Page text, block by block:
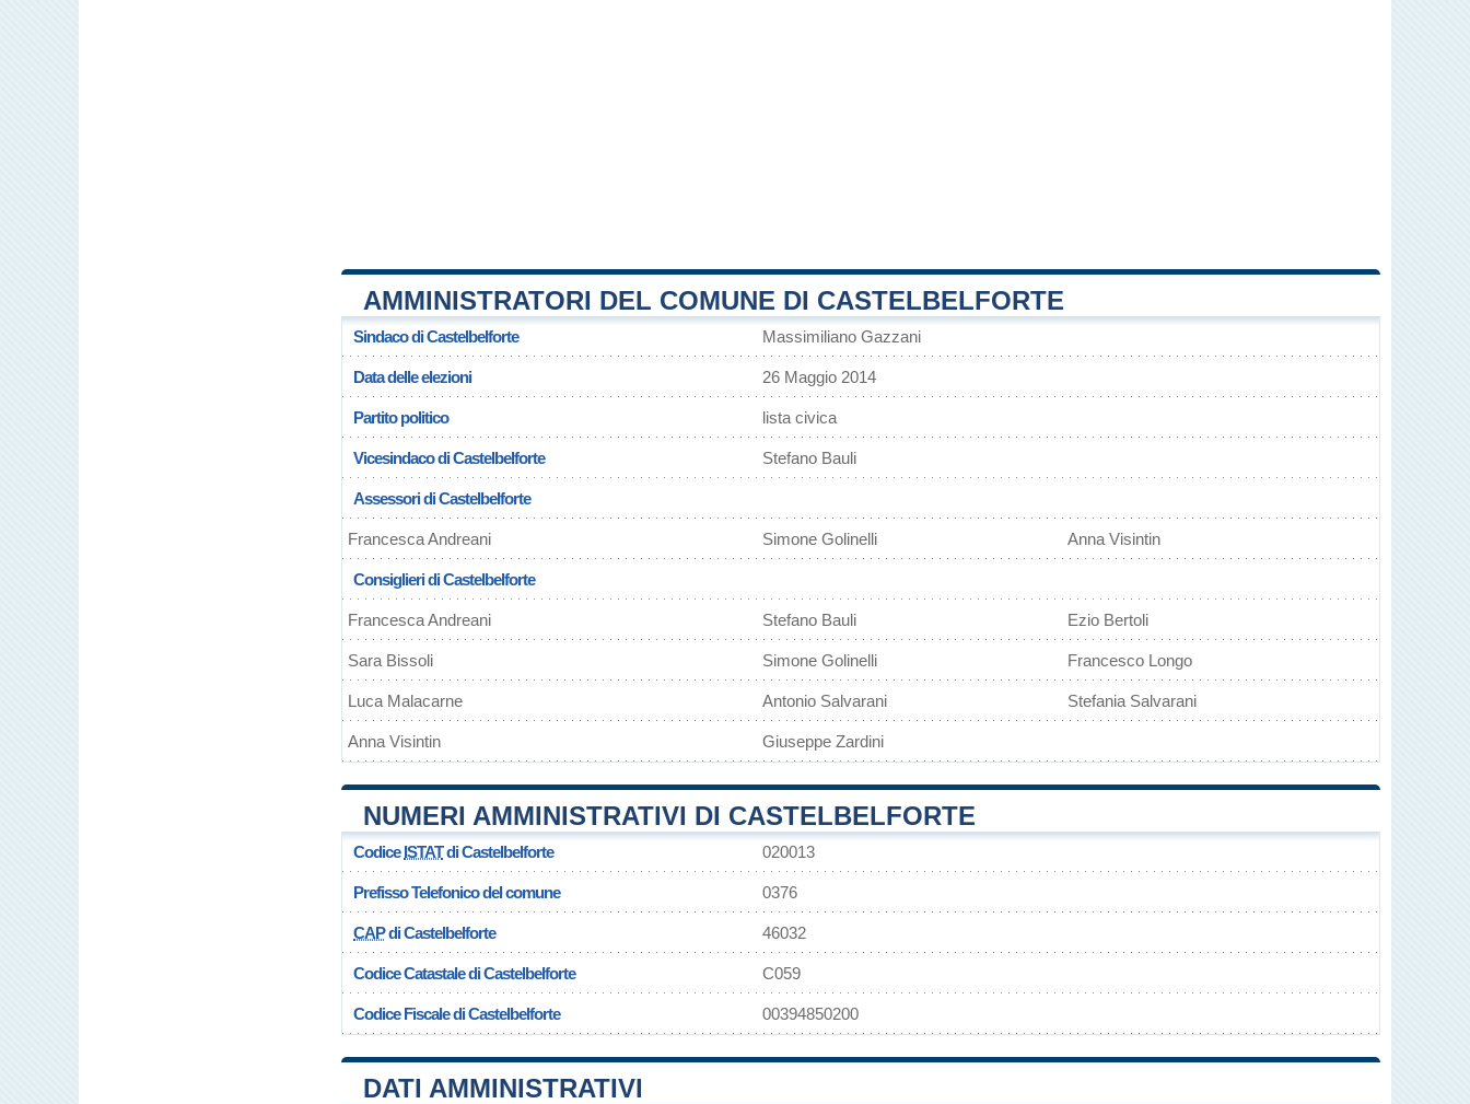
AMMINISTRATORI DEL COMUNE DI CASTELBELFORTE
Sindaco di Castelbelforte Massimiliano Gazzani
Data delle elezioni 26 Maggio 2014
Partito politico lista civica
Vicesindaco di Castelbelforte Stefano Bauli
Assessori di Castelbelforte
Francesca Andreani Simone Golinelli Anna Visintin
Consiglieri di Castelbelforte
Francesca Andreani Stefano Bauli Ezio Bertoli
Sara Bissoli Simone Golinelli Francesco Longo
Luca Malacarne Antonio Salvarani Stefania Salvarani
Anna Visintin Giuseppe Zardini
NUMERI AMMINISTRATIVI DI CASTELBELFORTE
CodiceISTATdi Castelbelforte 020013
Prefisso Telefonico del comune 0376
CAPdi Castelbelforte 46032
Codice Catastale di Castelbelforte C059
Codice Fiscale di Castelbelforte 00394850200
DATI AMMINISTRATIVI